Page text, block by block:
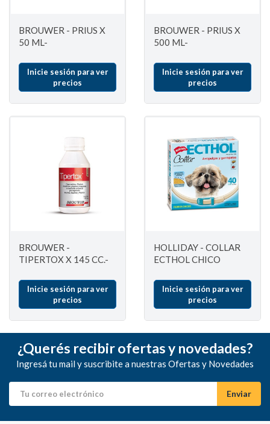
BROUWER - PRIUS X
50 ML-
Inicie sesión para ver
precios
BROUWER - PRIUS X
500 ML-
Inicie sesión para ver
precios
BROUWER -
TIPERTOX X 145 CC.-
Inicie sesión para ver
precios
HOLLIDAY - COLLAR
ECTHOL CHICO
Inicie sesión para ver
precios
¿Querés recibir ofertas y novedades?
Ingresá tu mail y suscribite a nuestras Ofertas y Novedades